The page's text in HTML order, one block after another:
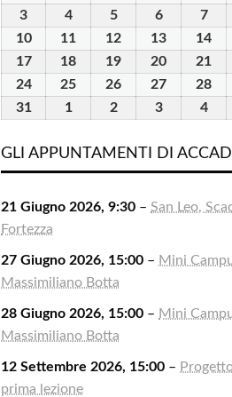
Luglio
2026
Luglio
2026
Luglio
2026
Luglio
2026
3
Agosto
2026
44
Agosto
2026
55
Agosto
2026
66
Agosto
2026
77
2026
1010
Agosto
2026
11
Agosto
2026
12
Agosto
2026
13
Agosto
2026
14
1717
Agosto
18
Agosto
19
Agosto
20
Agosto
21
2424
Agosto
25
Agosto
26
Agosto
27
Agosto
28
3131
2026
11
2026
22
2026
33
2026
44
GLI APPUNTAMENTI DI
21 Giugno 2026, 9:30 –San Leo,
Fortezza
27 Giugno 2026, 15:00 – Mini
Massimiliano Botta
28 Giugno 2026, 15:00 – Mini
Massimiliano Botta
12 Settembre 2026, 15:00 –
prima lezione